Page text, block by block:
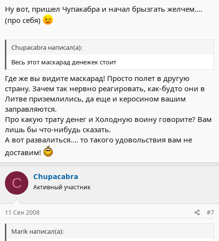
Ну вот, пришел Чупакабра и начал брызгать желчем....
(про себя)
Chupacabra написал(а):
Весь этот маскарад денежек стоит
Где же вы видите маскарад! Просто полет в другую
страну. Зачем так нервно реагировать, как-будто они в
Литве приземлились, да еще и керосином вашим
заправляются.
Про какую трату денег и Холодную воину говорите? Вам
лишь бы что-нибудь сказать.
А вот развалиться.... то такого удовольствия вам не
доставим!
C Chupacabra
Активный участник
11 Сен 2008 #7
Marik написал(а):